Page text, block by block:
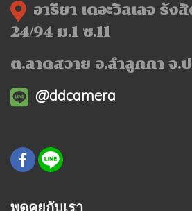
อารียา เดอะวิลเลจ รัง
24/94 ม.1 ซ.11
ต.ลาดสวาย อ.ลำลูกกา จ.
@ddcamera